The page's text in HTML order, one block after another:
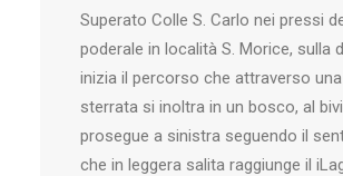
Superato Colle S. Carlo nei pressi
poderale in località S. Morice, sulla
inizia il percorso che attraverso
sterrata si inoltra in un bosco, al
prosegue a sinistra seguendo il
che in leggera salita raggiunge il